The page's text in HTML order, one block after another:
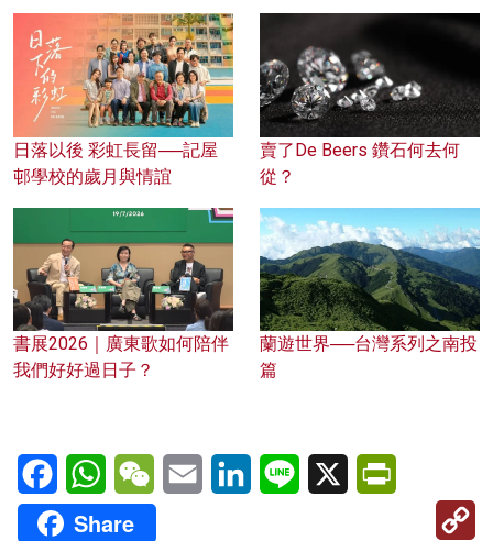
日落以後 彩虹長留──記屋
邨學校的歲月與情誼
賣了De Beers 鑽石何去何
從？
書展2026｜廣東歌如何陪伴
我們好好過日子？
蘭遊世界──台灣系列之南投
篇
FacebookWhatsAppWeChatEmail LinkedInLine X
Share